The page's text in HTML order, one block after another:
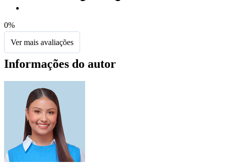
0%
Ver mais avaliações
Informações do autor